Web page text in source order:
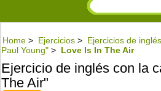
Home > Ejercicios > Ejercicios de
Paul Young" > Love Is In The Air
Ejercicio de inglés con la
The Air"